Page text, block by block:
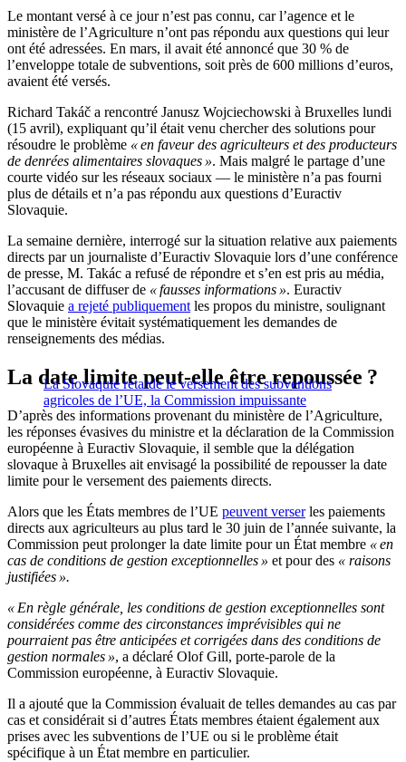
Le montant versé à ce jour n’est pas connu, car l’agence et le
ministère de l’Agriculture n’ont pas répondu aux questions qui leur
ont été adressées. En mars, il avait été annoncé que 30 % de
l’enveloppe totale de subventions, soit près de 600 millions d’euros,
avaient été versés.
Richard Takáč a rencontré Janusz Wojciechowski à Bruxelles lundi
(15 avril), expliquant qu’il était venu chercher des solutions pour
résoudre le problème « en faveur des agriculteurs et des producteurs
de denrées alimentaires slovaques ». Mais malgré le partage d’une
courte vidéo sur les réseaux sociaux — le ministère n’a pas fourni
plus de détails et n’a pas répondu aux questions d’Euractiv
Slovaquie.
La semaine dernière, interrogé sur la situation relative aux paiements
directs par un journaliste d’Euractiv Slovaquie lors d’une conférence
de presse, M. Takác a refusé de répondre et s’en est pris au média,
l’accusant de diffuser de « fausses informations ». Euractiv
Slovaquie a rejeté publiquement les propos du ministre, soulignant
que le ministère évitait systématiquement les demandes de
renseignements des médias.
La Slovaquie retarde le versement des subventions
agricoles de l’UE, la Commission impuissante
La date limite peut-elle être repoussée ?
D’après des informations provenant du ministère de l’Agriculture,
les réponses évasives du ministre et la déclaration de la Commission
européenne à Euractiv Slovaquie, il semble que la délégation
slovaque à Bruxelles ait envisagé la possibilité de repousser la date
limite pour le versement des paiements directs.
Alors que les États membres de l’UE peuvent verserles paiements
directs aux agriculteurs au plus tard le 30 juin de l’année suivante, la
Commission peut prolonger la date limite pour un État membre « en
cas de conditions de gestion exceptionnelles » et pour des « raisons
justifiées ».
« En règle générale, les conditions de gestion exceptionnelles sont
considérées comme des circonstances imprévisibles qui ne
pourraient pas être anticipées et corrigées dans des conditions de
gestion normales », a déclaré Olof Gill, porte-parole de la
Commission européenne, à Euractiv Slovaquie.
Il a ajouté que la Commission évaluait de telles demandes au cas par
cas et considérait si d’autres États membres étaient également aux
prises avec les subventions de l’UE ou si le problème était
spécifique à un État membre en particulier.